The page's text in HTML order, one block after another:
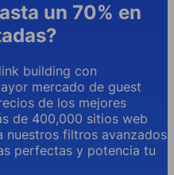
un 70% en
building con
mercado de guest
de los mejores
de 400,000 sitios web
nuestros filtros avanzados
perfectas y potencia tu